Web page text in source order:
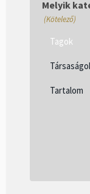
Melyik
(Kötelező)
Tagok
Tartalom